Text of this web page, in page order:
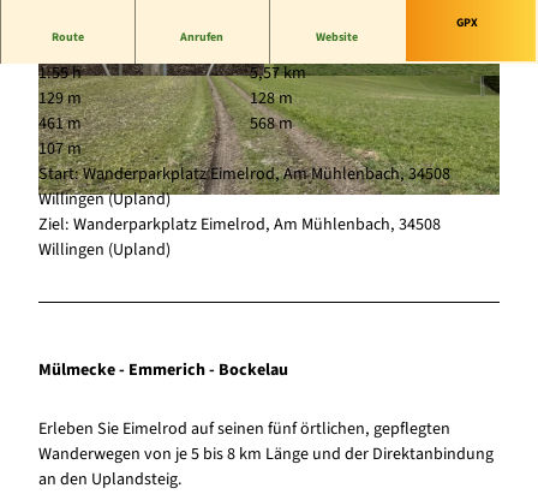
© Sophia Beyer, Tourist-Information Willingen |
© Sophia Beyer, Tourist-Information Willingen
CC-BY-SA
© Sophia Beyer, Tourist-Information Willingen
|CC-BY-SA
Route Anrufen Website
GPX
1:55 h
5,57 km
129 m
128 m
461 m
568 m
107 m
Start: Wanderparkplatz Eimelrod, Am Mühlenbach, 34508
Willingen (Upland)
Ziel: Wanderparkplatz Eimelrod, Am Mühlenbach, 34508
Willingen (Upland)
Mülmecke - Emmerich - Bockelau
Erleben Sie Eimelrod auf seinen fünf örtlichen, gepflegten
Wanderwegen von je 5 bis 8 km Länge und der Direktanbindung
an den Uplandsteig.